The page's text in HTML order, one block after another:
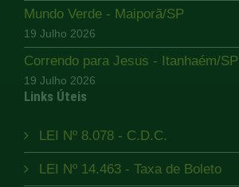
Mundo Verde - Maiporã/SP
19 Julho 2026
Correndo para Jesus - Itanhaém/SP
19 Julho 2026
Links Úteis
LEI Nº 8.078 - C.D.C.
LEI Nº 14.463 - Taxa de Boleto